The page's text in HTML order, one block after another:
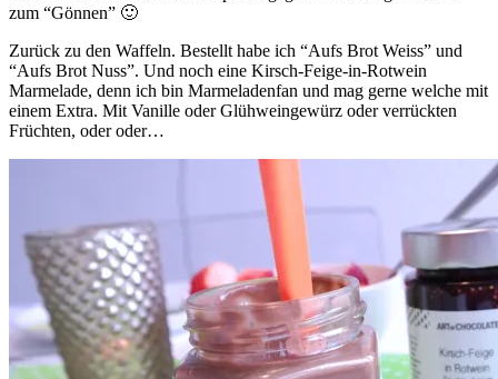
zum “Gönnen” 🙂
Zurück zu den Waffeln. Bestellt habe ich “Aufs Brot Weiss” und
“Aufs Brot Nuss”. Und noch eine Kirsch-Feige-in-Rotwein
Marmelade, denn ich bin Marmeladenfan und mag gerne welche mit
einem Extra. Mit Vanille oder Glühweingewürz oder verrückten
Früchten, oder oder…